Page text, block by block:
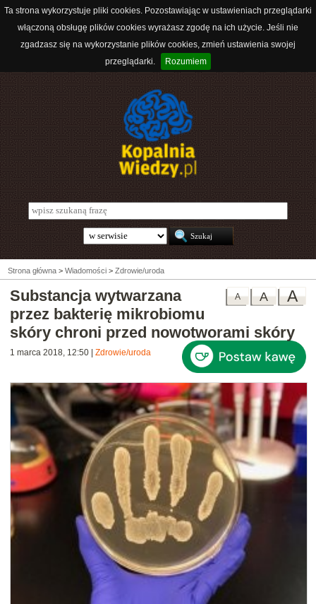
Ta strona wykorzystuje pliki cookies. Pozostawiając w ustawieniach przeglądarki
włączoną obsługę plików cookies wyrażasz zgodę na ich użycie. Jeśli nie
zgadzasz się na wykorzystanie plików cookies, zmień ustawienia swojej
przeglądarki.
Rozumiem
Strona główna > Wiadomości > Zdrowie/uroda
A
A
A
Substancja wytwarzana
przez bakterię mikrobiomu
skóry chroni przed nowotworami skóry
1 marca 2018, 12:50 Zdrowie/uroda